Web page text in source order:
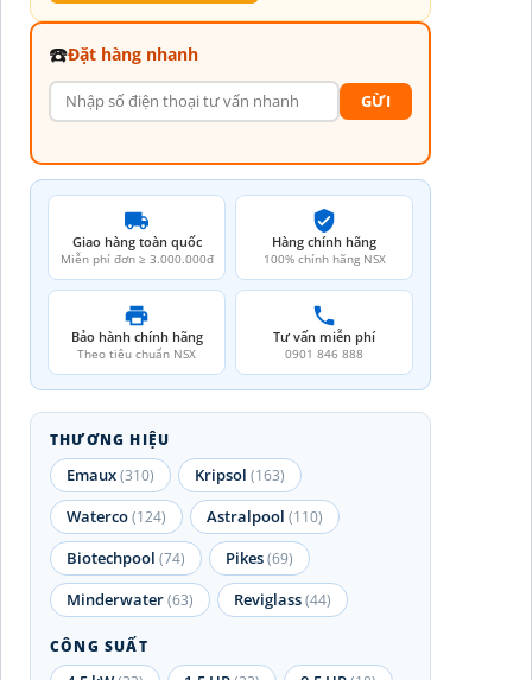
☎️Đặt hàng nhanh
GỪI
Giao hàng toàn quốc
Miễn phí đơn ≥ 3.000.000đ
Hàng chính hãng
100% chính hãng NSX
Bảo hành chính hãng
Theo tiêu chuẩn NSX
Tư vấn miễn phí
0901 846 888
THƯƠNG HIỆU
Emaux(310) Kripsol (163)
Waterco(124) Astralpool (110)
Biotechpool (74) Pikes(69)
Minderwater(63) Reviglass(44)
CÔNG SUẤT